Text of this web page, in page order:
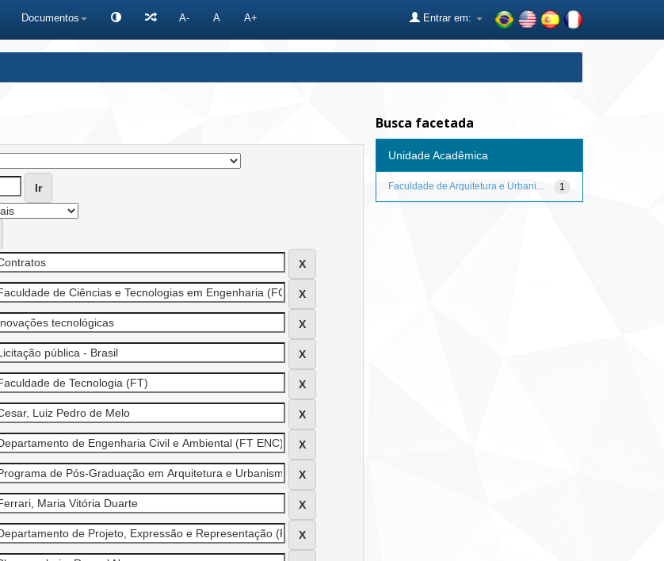
Documentos A- A A+ Entrar em:
Busca facetada
Unidade Acadêmica
1
Faculdade de Arquitetura e Urbani...